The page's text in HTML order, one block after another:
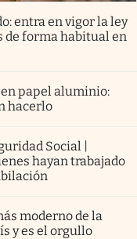
entra en vigor la ley
de forma habitual en
papel aluminio:
hacerlo
Social |
hayan trabajado
moderno de la
y es el orgullo